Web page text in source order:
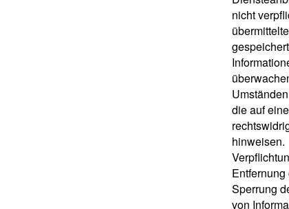
nicht
die auf eine
hinweisen.
Entfernung
Sperrung
von